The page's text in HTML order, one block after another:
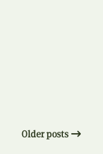
Older posts